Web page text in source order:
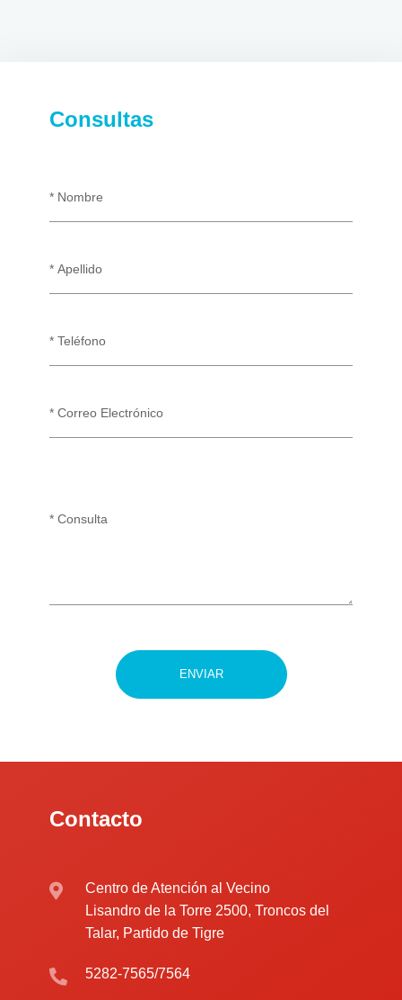
Consultas
ENVIAR
Contacto
Centro de Atención al Vecino
Lisandro de la Torre 2500, Troncos del
Talar, Partido de Tigre
5282-7565/7564